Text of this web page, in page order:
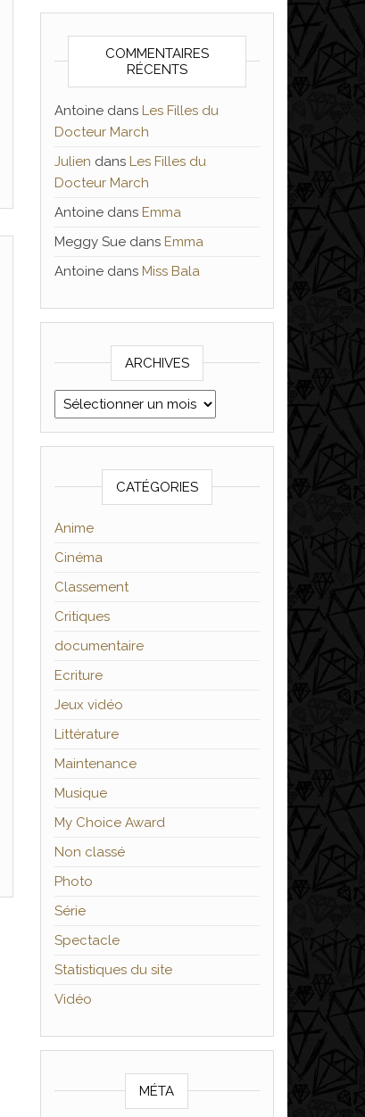
COMMENTAIRES
RÉCENTS
Antoinedans Les Filles du
Docteur March
Julien dans Les Filles du
Docteur March
Antoinedans Emma
Meggy Suedans Emma
Antoinedans Miss Bala
ARCHIVES
Archives
CATÉGORIES
Anime
Cinéma
Classement
Critiques
documentaire
Ecriture
Jeux vidéo
Littérature
Maintenance
Musique
My Choice Award
Non classé
Photo
Série
Spectacle
Statistiques du site
Vidéo
MÉTA